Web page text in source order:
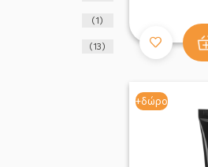
(1)
(13)
+δώρο